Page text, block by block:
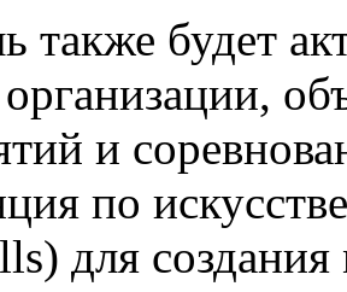
также будет
и
по
для